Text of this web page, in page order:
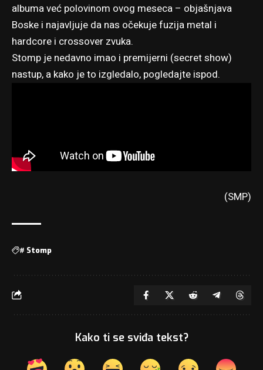
albuma već polovinom ovog meseca – objašnjava
Boske i najavljuje da nas očekuje fuzija metal i
hardcore i crossover zvuka.
Stomp je nedavno imao i premijerni (secret show)
nastup, a kako je to izgledalo, pogledajte ispod.
(SMP)
# Stomp
Kako ti se sviđa tekst?